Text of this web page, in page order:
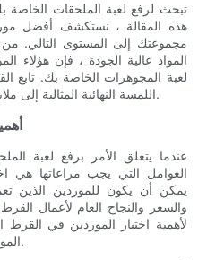
تبحث لرفع لعبة الملحقات
هذه المقالة ، نستكشف أفضل
مجموعتك إلى المستوى التالي. من
المواد عالية الجودة ، فإن هؤلاء
لعبة المجوهرات الخاصة بك. تابع
اللمسة النهائية المثالية إلى ملابسك مع هؤلاء الموردين في القرط.
-
عندما يتعلق الأمر برفع لعبة
العوامل التي يجب مراعاتها هي
يمكن أن يكون للموردين الذين
والسعر والنجاح العام لأعمال
لأهمية اختيار الموردين في
الموردين في الصناعة في هذه الصناعة.